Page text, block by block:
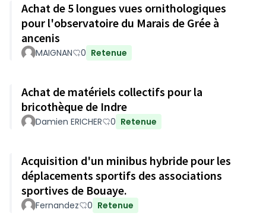
Achat de 5 longues vues ornithologiques
pour l'observatoire du Marais de Grée à
ancenis
MAIGNAN 0 Retenue
Achat de matériels collectifs pour la
bricothèque de Indre
Damien ERICHER 0 Retenue
Acquisition d'un minibus hybride pour les
déplacements sportifs des associations
sportives de Bouaye.
Fernandez 0 Retenue